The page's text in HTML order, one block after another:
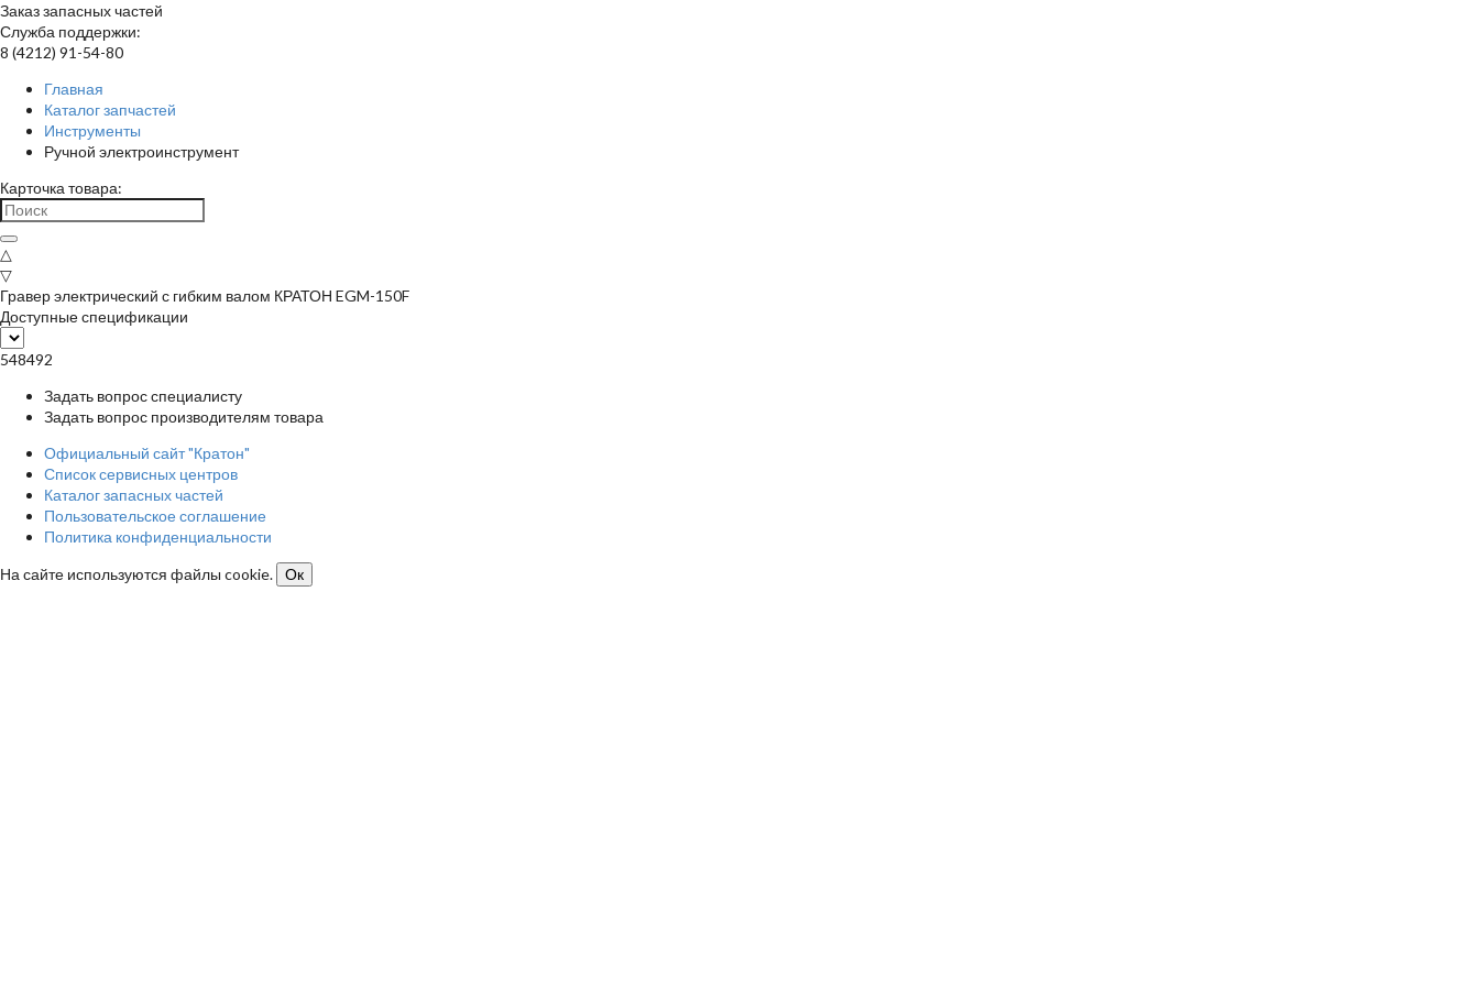
Заказ запасных частей
Служба поддержки:
8 (4212) 91-54-80
Главная
Каталог запчастей
Инструменты
Ручной электроинструмент
Карточка товара:
△
▽
Гравер электрический с гибким валом КРАТОН EGM-150F
Доступные спецификации
548492
Задать вопрос специалисту
Задать вопрос производителям товара
Официальный сайт "Кратон"
Список сервисных центров
Каталог запасных частей
Пользовательское соглашение
Политика конфиденциальности
На сайте используются файлы cookie.
Ок